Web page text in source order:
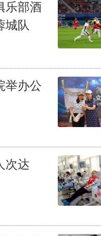
乐部酒
城队
举办公
次达